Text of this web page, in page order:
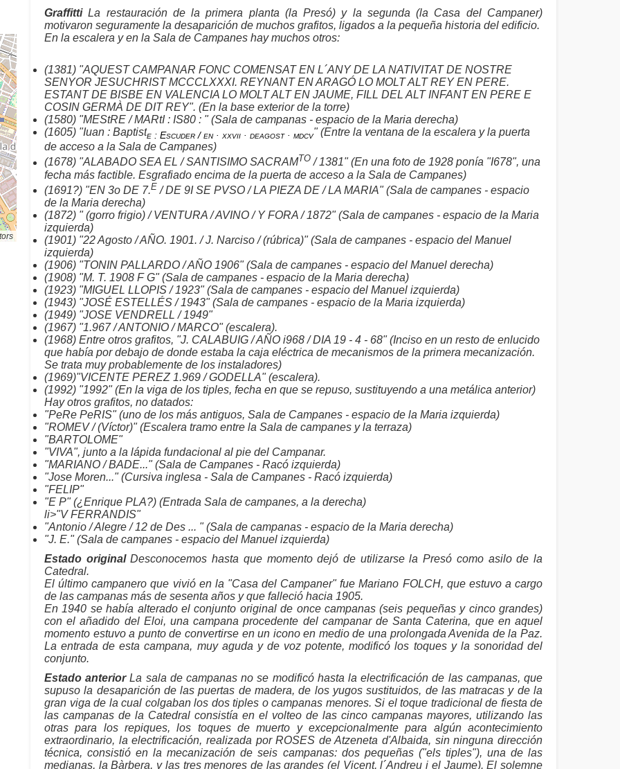
GraffittiLa restauración de la primera planta (la Presó) y la segunda (la Casa del Campaner)
motivaron seguramente la desaparición de muchos grafitos, ligados a la pequeña historia del edificio.
En la escalera y en la Sala de Campanes hay muchos otros:
(1381) "AQUEST CAMPANAR FONC COMENSAT EN L´ANY DE LA NATIVITAT DE NOSTRE
SENYOR JESUCHRIST MCCCLXXXI. REYNANT EN ARAGÓ LO MOLT ALT REY EN PERE.
ESTANT DE BISBE EN VALENCIA LO MOLT ALT EN JAUME, FILL DEL ALT INFANT EN PERE E
COSIN GERMÀ DE DIT REY". (En la base exterior de la torre)
(1580) "MEStRE / MARtI : IS80 : " (Sala de campanas - espacio de la Maria derecha)
(1605) "Iuan : Baptiste : Escuder / en · xxvii · deagost · mdcv" (Entre la ventana de la escalera y la puerta
de acceso a la Sala de Campanes)
(1678) "ALABADO SEA EL / SANTISIMO SACRAMTO / 1381" (En una foto de 1928 ponía "I678", una
fecha más factible. Esgrafiado encima de la puerta de acceso a la Sala de Campanes)
(1691?) "EN 3o DE 7.E / DE 9I SE PVSO / LA PIEZA DE / LA MARIA" (Sala de campanes - espacio
de la Maria derecha)
(1872) " (gorro frigio) / VENTURA / AVINO / Y FORA / 1872" (Sala de campanes - espacio de la Maria
izquierda)
(1901) "22 Agosto / AÑO. 1901. / J. Narciso / (rúbrica)" (Sala de campanes - espacio del Manuel
izquierda)
(1906) "TONIN PALLARDO / AÑO 1906" (Sala de campanes - espacio del Manuel derecha)
(1908) "M. T. 1908 F G" (Sala de campanes - espacio de la Maria derecha)
(1923) "MIGUEL LLOPIS / 1923" (Sala de campanes - espacio del Manuel izquierda)
(1943) "JOSÉ ESTELLÉS / 1943" (Sala de campanes - espacio de la Maria izquierda)
(1949) "JOSE VENDRELL / 1949"
(1967) "1.967 / ANTONIO / MARCO" (escalera).
(1968) Entre otros grafitos, "J. CALABUIG / AÑO i968 / DIA 19 - 4 - 68" (Inciso en un resto de enlucido
que había por debajo de donde estaba la caja eléctrica de mecanismos de la primera mecanización.
Se trata muy probablemente de los instaladores)
(1969)"VICENTE PEREZ 1.969 / GODELLA" (escalera).
(1992) "1992" (En la viga de los tiples, fecha en que se repuso, sustituyendo a una metálica anterior)
Hay otros grafitos, no datados:
"PeRe PeRIS" (uno de los más antiguos, Sala de Campanes - espacio de la Maria izquierda)
"ROMEV / (Víctor)" (Escalera tramo entre la Sala de campanes y la terraza)
"BARTOLOME"
"VIVA", junto a la lápida fundacional al pie del Campanar.
"MARIANO / BADE..." (Sala de Campanes - Racó izquierda)
"Jose Moren..." (Cursiva inglesa - Sala de Campanes - Racó izquierda)
"FELIP"
"E P" (¿Enrique PLA?) (Entrada Sala de campanes, a la derecha)
li>"V FERRANDIS"
"Antonio / Alegre / 12 de Des ... " (Sala de campanas - espacio de la Maria derecha)
"J. E." (Sala de campanes - espacio del Manuel izquierda)
Estado originalDesconocemos hasta que momento dejó de utilizarse la Presó como asilo de la
Catedral.
El último campanero que vivió en la "Casa del Campaner" fue Mariano FOLCH, que estuvo a cargo
de las campanas más de sesenta años y que falleció hacia 1905.
En 1940 se había alterado el conjunto original de once campanas (seis pequeñas y cinco grandes)
con el añadido del Eloi, una campana procedente del campanar de Santa Caterina, que en aquel
momento estuvo a punto de convertirse en un icono en medio de una prolongada Avenida de la Paz.
La entrada de esta campana, muy aguda y de voz potente, modificó los toques y la sonoridad del
conjunto.
Estado anteriorLa sala de campanas no se modificó hasta la electrificación de las campanas, que
supuso la desaparición de las puertas de madera, de los yugos sustituidos, de las matracas y de la
gran viga de la cual colgaban los dos tiples o campanas menores. Si el toque tradicional de fiesta de
las campanas de la Catedral consistía en el volteo de las cinco campanas mayores, utilizando las
otras para los repiques, los toques de muerto y excepcionalmente para algún acontecimiento
extraordinario, la electrificación, realizada por ROSES de Atzeneta d'Albaida, sin ninguna dirección
técnica, consistió en la mecanización de seis campanas: dos pequeñas ("els tiples"), una de las
medianas, la Bàrbera, y las tres menores de las grandes (el Vicent, l´Andreu i el Jaume). El solemne